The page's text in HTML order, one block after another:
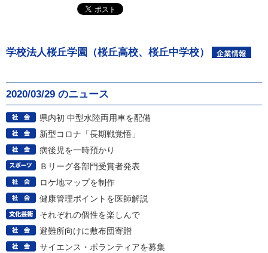
学校法人桜丘学園（桜丘高校、桜丘中学校）
2020/03/29 のニュース
県内初 中型水陸両用車を配備
新型コロナ「長期戦覚悟」
病後児を一時預かり
Ｂリーグ各部門受賞者発表
ロケ地マップを制作
健康管理ポイントを医師解説
それぞれの個性を楽しんで
避難所向けに敷布団寄贈
サイエンス・ボランティアを募集